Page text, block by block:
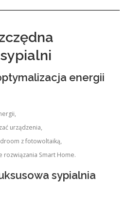
energii
urządzenia,
z fotowoltaiką,
rozwiązania Smart Home.
sypialnia